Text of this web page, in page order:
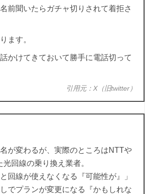
前聞いたらガチャ切りされて着拒さ
ます。
かけてきておいて勝手に電話切って
引用元：X（旧twitter）
が変わるが、実際のところはNTTや
回線の乗り換え業者。
回線が使えなくなる『可能性が』」
しでプランが変更になる『かもしれな